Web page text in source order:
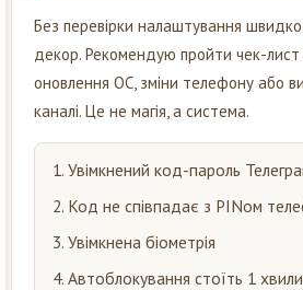
Без перевірки налаштування
декор. Рекомендую пройти чек-лист
оновлення ОС, зміни телефону або
каналі. Це не магія, а система.
Увімкнений код-пароль
Код не співпадає з PINом
Увімкнена біометрія
Автоблокування стоїть 1